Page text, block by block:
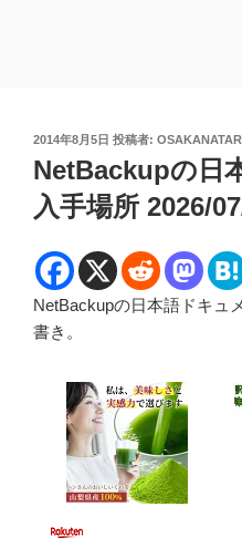
投
稿
日:
2014年8月5日 投稿者:
NetBackupの日
入手場所 2026/
NetBackupの日本語ドキュ
書き。